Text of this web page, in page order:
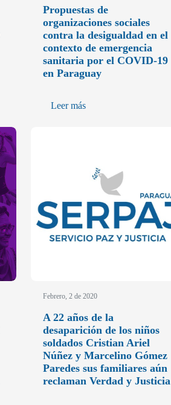
Propuestas de
organizaciones sociales
contra la desigualdad en el
contexto de emergencia
sanitaria por el COVID-19
en Paraguay
Leer más
Febrero, 2 de 2020
A 22 años de la
desaparición de los niños
soldados Cristian Ariel
Núñez y Marcelino Gómez
Paredes sus familiares aún
reclaman Verdad y Justicia